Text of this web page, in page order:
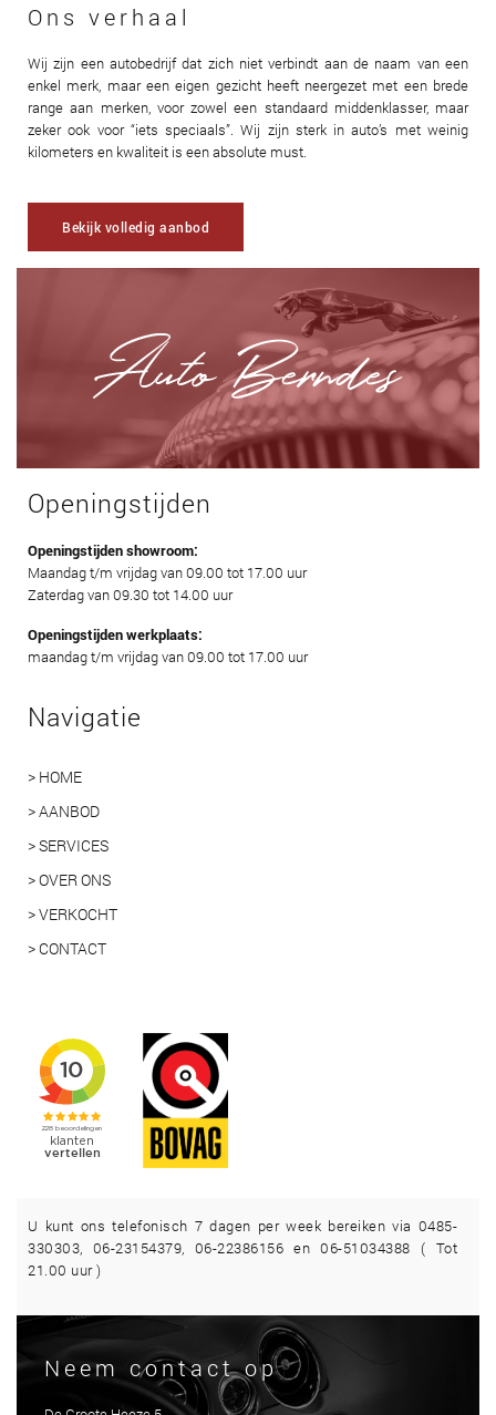
Ons verhaal
Wij zijn een autobedrijf dat zich niet verbindt aan de naam van een
enkel merk, maar een eigen gezicht heeft neergezet met een brede
range aan merken, voor zowel een standaard middenklasser, maar
zeker ook voor “iets speciaals”. Wij zijn sterk in auto’s met weinig
kilometers en kwaliteit is een absolute must.
Bekijk volledig aanbod
Openingstijden
Openingstijden showroom:
Maandag t/m vrijdag van 09.00 tot 17.00 uur
Zaterdag van 09.30 tot 14.00 uur
Openingstijden werkplaats:
maandag t/m vrijdag van 09.00 tot 17.00 uur
Navigatie
> HOME
> AANBOD
> SERVICES
> OVER ONS
> VERKOCHT
> CONTACT
U kunt ons telefonisch 7 dagen per week bereiken via 0485-
330303, 06-23154379, 06-22386156 en 06-51034388 ( Tot
21.00 uur )
Neem contact op